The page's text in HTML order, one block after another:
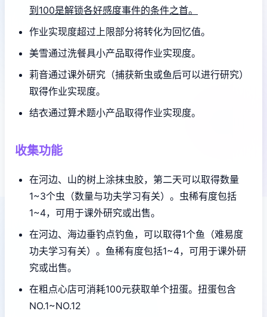
到100是解锁各好感度事件的条件之首。
作业实现度超过上限部分将转化为回忆值。
美雪通过洗餐具小产品取得作业实现度。
莉音通过课外研究（捕获新虫或鱼后可以进行研究）
取得作业实现度。
结衣通过算术题小产品取得作业实现度。
收集功能
在河边、山的树上涂抹虫胶，第二天可以取得数量
1~3个虫（数量与功夫学习有关）。虫稀有度包括
1~4，可用于课外研究或出售。
在河边、海边垂钓点钓鱼，可以取得1个鱼（难易度
功夫学习有关）。鱼稀有度包括1~4，可用于课外研
究或出售。
在粗点心店可消耗100元获取单个扭蛋。扭蛋包含
NO.1~NO.12